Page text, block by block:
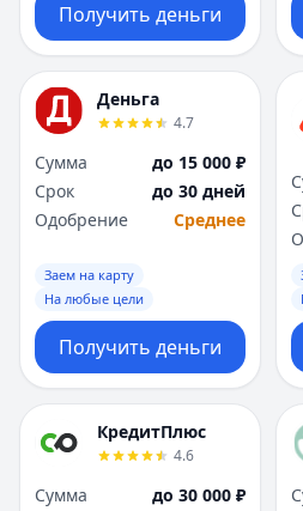
Получить деньги
Деньга
4.7
Сумма
до 15 000 ₽
Срок
до 30 дней
Одобрение
Среднее
Заем на карту
На любые цели
Получить деньги
КредитПлюс
4.6
Сумма
до 30 000 ₽